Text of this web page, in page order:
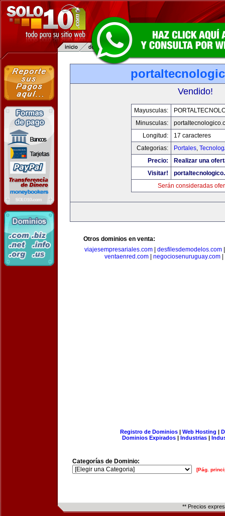
Vendido!
Mayusculas:
Minusculas:
Longitud:
17 caracteres
Categorias:
Portales,
Precio:
Realizar una
Visitar!
Serán consideradas
Otros dominios en venta:
viajesempresariales.com| desfilesdemodelos.com
ventaenred.com
negociosenuruguay.com
Registro de Dominios| Web Hosting |
Dominios Expirados | Industrias |
Categorías de Dominio:
[Pág.
** Precios